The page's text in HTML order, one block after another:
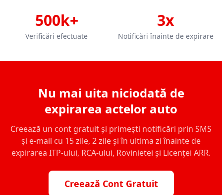
500k+
Verificări efectuate
3x
Notificări înainte de expirare
Nu mai uita niciodată de
expirarea actelor auto
Creează un cont gratuit și primești notificări prin SMS
și e-mail cu 15 zile, 2 zile și în ultima zi înainte de
expirarea ITP-ului, RCA-ului, Rovinietei și Licenței ARR.
Creează Cont Gratuit